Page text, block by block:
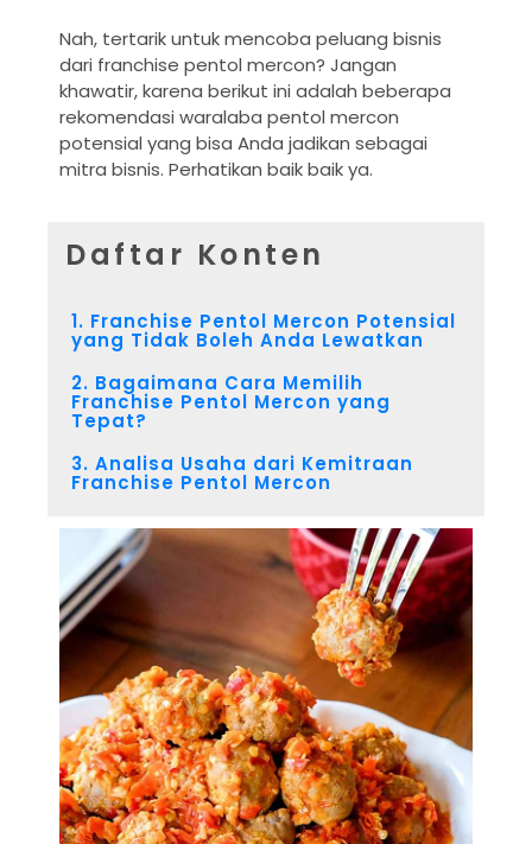
Nah, tertarik untuk mencoba peluang bisnis
dari franchise pentol mercon? Jangan
khawatir, karena berikut ini adalah beberapa
rekomendasi waralaba pentol mercon
potensial yang bisa Anda jadikan sebagai
mitra bisnis. Perhatikan baik baik ya.
Daftar Konten
1. Franchise Pentol Mercon Potensial
yang Tidak Boleh Anda Lewatkan
2. Bagaimana Cara Memilih
Franchise Pentol Mercon yang
Tepat?
3. Analisa Usaha dari Kemitraan
Franchise Pentol Mercon